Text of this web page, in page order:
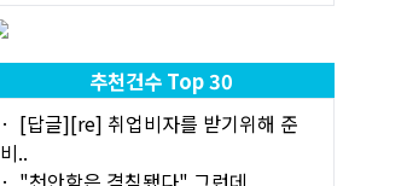
추천건수 Top 30
[답글][re] 취업비자를 받기위해 준
비..